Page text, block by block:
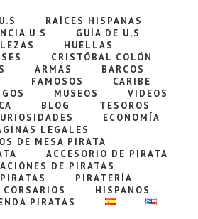
RAÍCES HISPANAS
U.S
GUÍA DE U,S
HUELLAS
CRISTÓBAL COLÓN
ARMAS
BARCOS
FAMOSOS
CARIBE
MUSEOS
VIDEOS
BLOG
TESOROS
ECONOMÍA
LEGALES
DE MESA PIRATA
ACCESORIO DE PIRATA
DE PIRATAS
PIRATERÍA
CORSARIOS
HISPANOS
PIRATAS